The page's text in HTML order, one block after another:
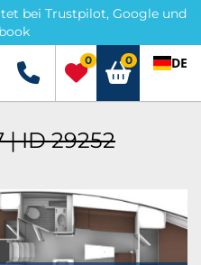
bei Trustpilot, Google und
+49 5741 3222690
0 0 DE
| ID 29252